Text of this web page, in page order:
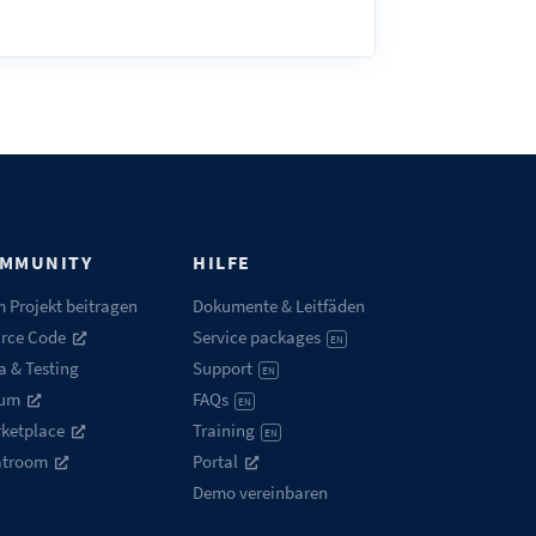
Projekt beitragen
Code
& Testing
HILFE
Dokumente & Leitfäden
Service packages
EN
Support EN
FAQs EN
Training EN
Portal
Demo vereinbaren